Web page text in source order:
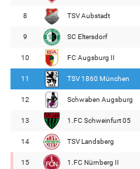
8 TSV Aubstadt
9 SC Eltersdorf
10 FC Augsburg II
11 TSV 1860 München
12 Schwaben Augsburg
13 1.FC Schweinfurt 05
14 TSV Landsberg
15 1.FC Nürnberg II